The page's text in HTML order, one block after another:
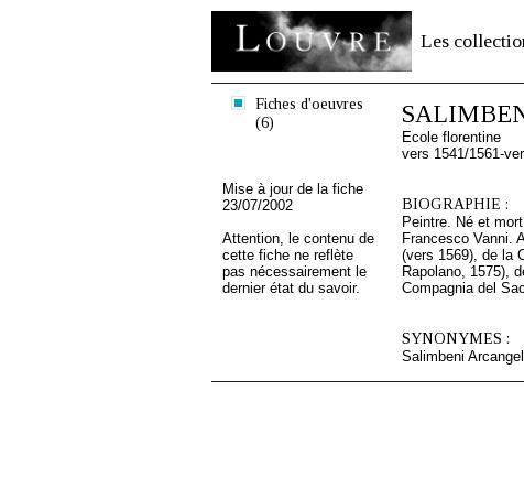
Les
Fiches d'oeuvres
(6)
Mise à jour de la fiche
23/07/2002
Attention, le contenu de
cette fiche ne reflète
pas nécessairement le
dernier état du savoir.
Ecole florentine
vers 1541/1561-
BIOGRAPHIE :
Peintre. Né et
Francesco Vanni.
(vers 1569), de la
Rapolano, 1575),
Compagnia del
SYNONYMES :
Salimbeni